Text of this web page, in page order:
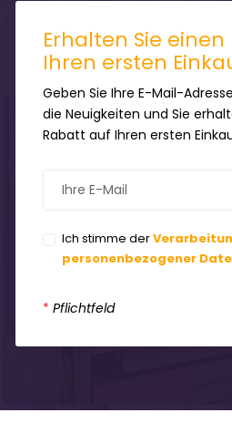
Erhalten Sie
Ihren ersten
Geben Sie Ihre E-Mail-
die Neuigkeiten und Sie
Rabatt auf Ihren ersten
Ich stimme der
personenbezogener
*Pflichtfeld